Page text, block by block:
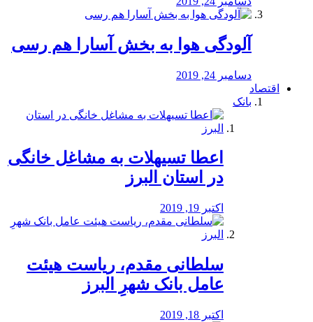
آلودگی هوا به بخش آسارا هم رسی
دسامبر 24, 2019
اقتصاد
بانک
️اعطا تسیهلات به مشاغل خانگی
در استان البرز
اکتبر 19, 2019
سلطانی مقدم، ریاست هیئت
عامل بانک شهرِ البرز
اکتبر 18, 2019